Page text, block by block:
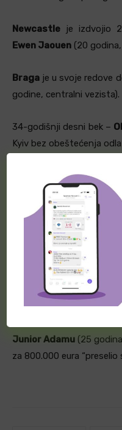
Newcastle je izdvojio
Ewen Jaouen (20
Braga je u svoje redove
godine, centralni vezista).
34-godišnji desni bek –
Kyiv bez obeštećenja
Fortuna Dusseldorf je
Satoshi Tanaka(23
Schalke 04.
30-godišnji centralni
kao slobodan agent
Sportingje iz Hacken
Andersen(21. godina,
Junior Adamu (25
za 800.000 eura “preselio